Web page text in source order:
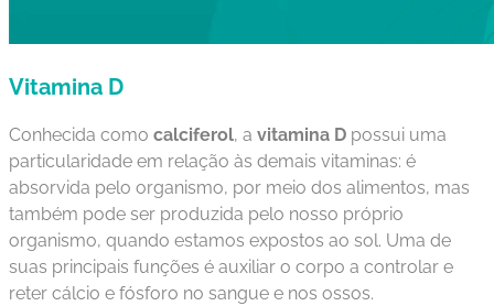
Vitamina D
Conhecida como calciferol, a vitamina D possui uma
particularidade em relação às demais vitaminas: é
absorvida pelo organismo, por meio dos alimentos, mas
também pode ser produzida pelo nosso próprio
organismo, quando estamos expostos ao sol. Uma de
suas principais funções é auxiliar o corpo a controlar e
reter cálcio e fósforo no sangue e nos ossos.